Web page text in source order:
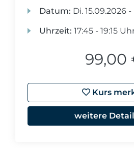
Datum: Di. 15.09.2026 -
Uhrzeit: 17:45 - 19:15
99,00
Kurs
weitere